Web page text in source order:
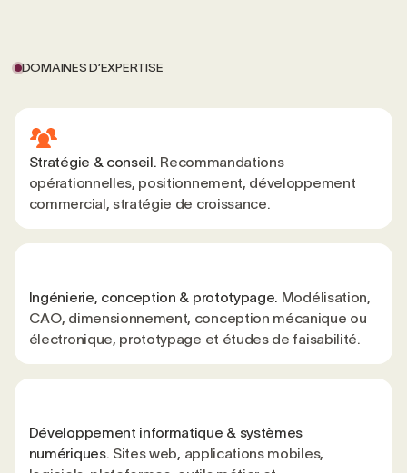
DOMAINES D’EXPERTISE
Stratégie & conseil. Recommandations
opérationnelles, positionnement, développement
commercial, stratégie de croissance.
Ingénierie, conception & prototypage. Modélisation,
CAO, dimensionnement, conception mécanique ou
électronique, prototypage et études de faisabilité.
Développement informatique & systèmes
numériques. Sites web, applications mobiles,